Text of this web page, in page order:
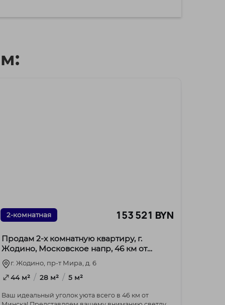
2-комнатная 153 521 BYN
Продам 2-х комнатную квартиру, г.
Жодино, Московское напр, 46 км от
МКАД
г. Жодино, пр-т Мира, д. 6
44 м² / 28 м² / 5 м²
Ваш идеальный уголок уюта всего в 46 км от